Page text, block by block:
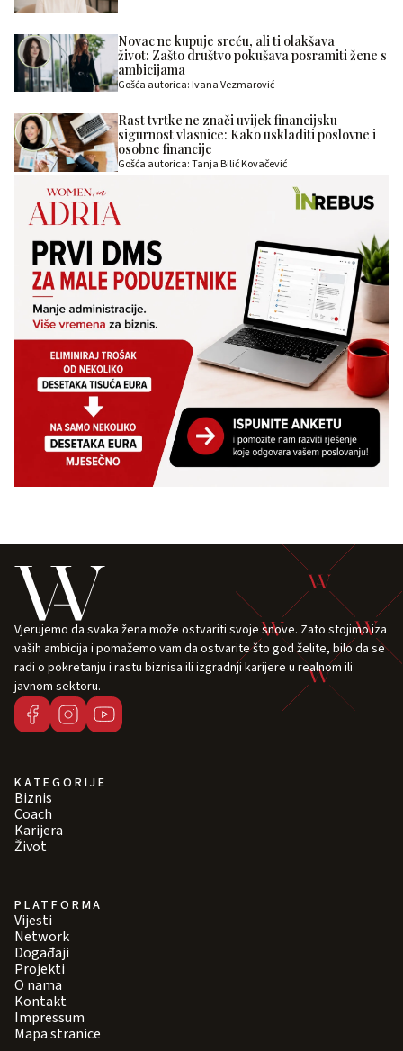
Novac ne kupuje sreću, ali ti olakšava
život: Zašto društvo pokušava posramiti žene s
ambicijama
Gošća autorica: Ivana Vezmarović
Rast tvrtke ne znači uvijek financijsku
sigurnost vlasnice: Kako uskladiti poslovne i
osobne financije
Gošća autorica: Tanja Bilić Kovačević
Vjerujemo da svaka žena može ostvariti svoje snove. Zato stojimo iza
vaših ambicija i pomažemo vam da ostvarite što god želite, bilo da se
radi o pokretanju i rastu biznisa ili izgradnji karijere u realnom ili
javnom sektoru.
KATEGORIJE
Biznis
Coach
Karijera
Život
PLATFORMA
Vijesti
Network
Događaji
Projekti
O nama
Kontakt
Impressum
Mapa stranice